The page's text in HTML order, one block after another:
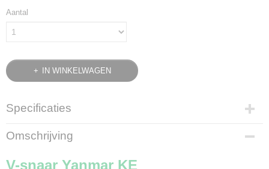
Aantal
IN WINKELWAGEN
Specificaties
Productcode leverancier
119654-42290
Omschrijving
V-snaar Yanmar KE